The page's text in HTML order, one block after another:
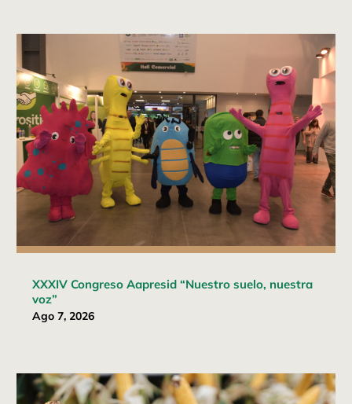
XXXIV Congreso Aapresid “Nuestro suelo, nuestra
voz”
Ago 7, 2026